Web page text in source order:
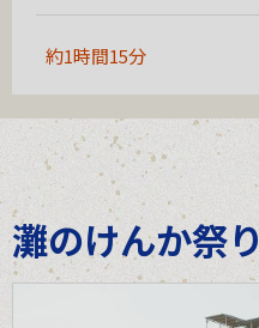
約1時間15分
灘のけんか祭り